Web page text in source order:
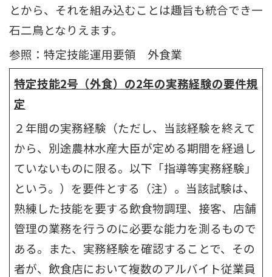
とから、それを組み込むことは趣旨も統合でき一
石二鳥となりえます。
参照：特定技能運用要領 外食業
特定技能2号（外食）の2年の実務経験の要件規
定
２年間の実務経験（ただし、当該経験を終えて
から、別途農林水産大臣が定める期間を経過し
ていないものに限る。以下「指導等実務経験」
という。）を要件とする（注）。当該試験は、
熟練した技能を要する飲食物調理、接客、店舗
管理の業務を行うのに必要な能力を測るもので
ある。また、実務経験を確認することで、その
者が、飲食店において複数のアルバイト従業員